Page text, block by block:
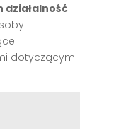
działalność
dotyczącymi